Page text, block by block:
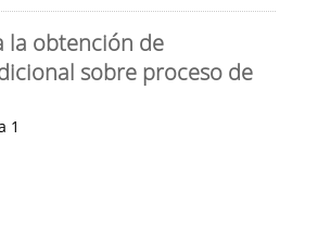
la obtención de
sobre proceso de
1